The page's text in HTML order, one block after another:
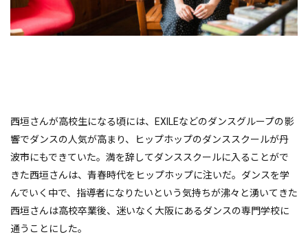
西垣さんが高校生になる頃には、EXILEなどのダンスグループの影
響でダンスの人気が高まり、ヒップホップのダンススクールが丹
波市にもできていた。満を辞してダンススクールに入ることがで
きた西垣さんは、青春時代をヒップホップに注いだ。ダンスを学
んでいく中で、指導者になりたいという気持ちが沸々と湧いてきた
西垣さんは高校卒業後、迷いなく大阪にあるダンスの専門学校に
通うことにした。